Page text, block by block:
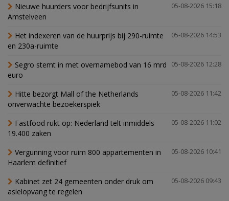
05-08-2026 15:18
Nieuwe huurders voor bedrijfsunits in
Amstelveen
05-08-2026 14:53
Het indexeren van de huurprijs bij 290-ruimte
en 230a-ruimte
05-08-2026 12:28
Segro stemt in met overnamebod van 16 mrd
euro
05-08-2026 11:42
Hitte bezorgt Mall of the Netherlands
onverwachte bezoekerspiek
05-08-2026 11:02
Fastfood rukt op: Nederland telt inmiddels
19.400 zaken
05-08-2026 10:41
Vergunning voor ruim 800 appartementen in
Haarlem definitief
05-08-2026 09:43
Kabinet zet 24 gemeenten onder druk om
asielopvang te regelen